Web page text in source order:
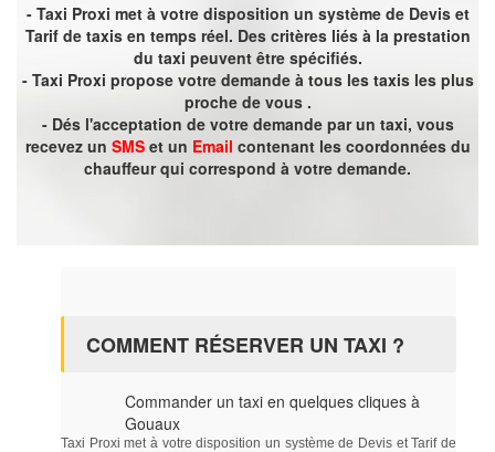
- Taxi Proxi met à votre disposition un système de Devis et
Tarif de taxis en temps réel. Des critères liés à la prestation
du taxi peuvent être spécifiés.
- Taxi Proxi propose votre demande à tous les taxis les plus
proche de vous .
- Dés l'acceptation de votre demande par un taxi, vous
recevez un SMSet un Email contenant les coordonnées du
chauffeur qui correspond à votre demande.
COMMENT RÉSERVER UN TAXI ?
Commander un taxi en quelques cliques à
Gouaux
Taxi Proxi met à votre disposition un système de Devis et Tarif de